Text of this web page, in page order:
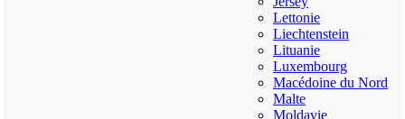
Lettonie
Liechtenstein
Lituanie
Luxembourg
Macédoine du Nord
Malte
Moldavie